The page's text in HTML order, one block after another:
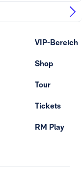
VIP-Bereich
Shop
Tour
Tickets
RM Play